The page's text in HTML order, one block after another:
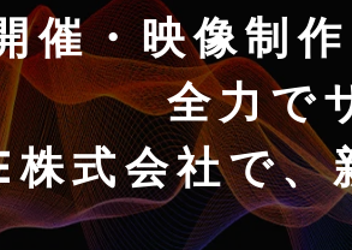
催・映像制
全力で
式会社で、